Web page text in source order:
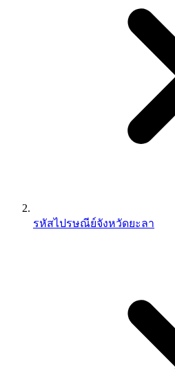
รหัสไปรษณีย์จังหวัดยะลา